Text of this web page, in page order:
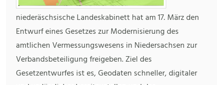
niederäschsische Landeskabinett hat am 17. März den
Entwurf eines Gesetzes zur Modernisierung des
amtlichen Vermessungswesens in Niedersachsen zur
Verbandsbeteiligung freigeben. Ziel des
Gesetzentwurfes ist es, Geodaten schneller, digitaler